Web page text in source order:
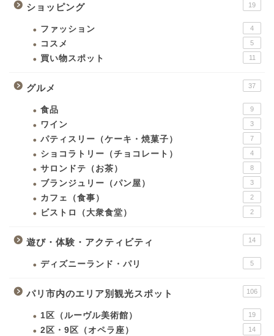
ショッピング 19
ファッション 4
コスメ 5
買い物スポット 11
グルメ 37
食品 9
ワイン 3
パティスリー（ケーキ・焼菓子） 7
ショコラトリー（チョコレート） 4
サロンドテ（お茶） 8
ブランジュリー（パン屋） 3
カフェ（食事） 2
ビストロ（大衆食堂） 2
遊び・体験・アクティビティ 14
ディズニーランド・パリ 5
パリ市内のエリア別観光スポット 106
1区（ルーヴル美術館） 19
2区・9区（オペラ座） 14